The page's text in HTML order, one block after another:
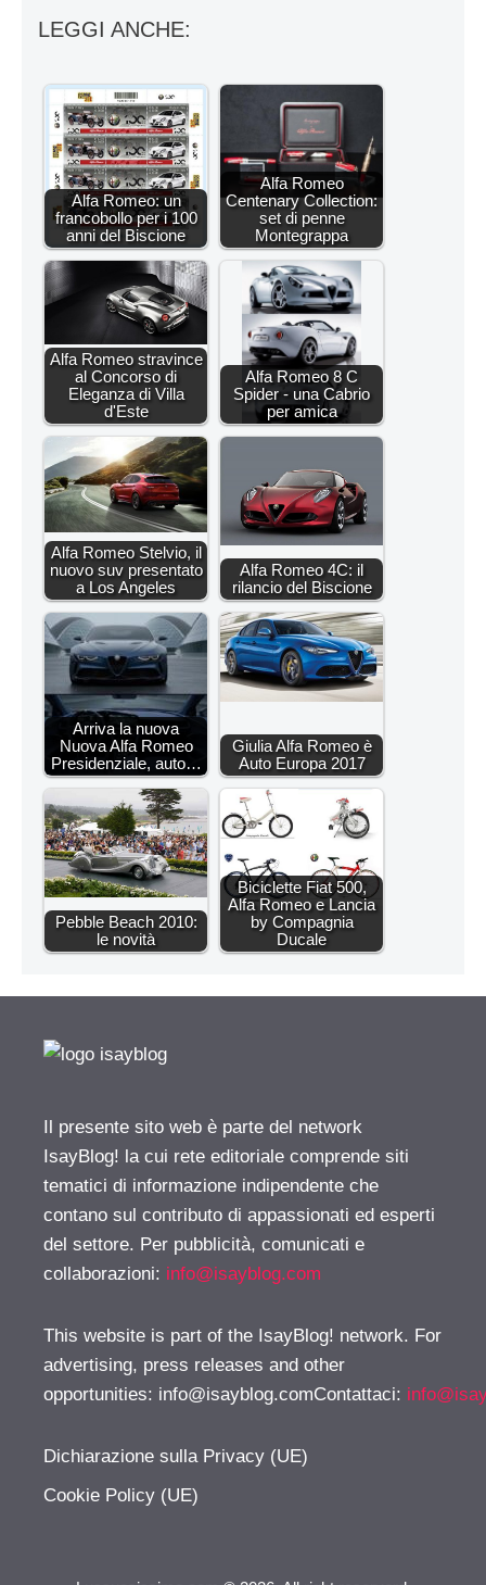
LEGGI ANCHE:
Alfa Romeo: un
francobollo per i 100
anni del Biscione
Alfa Romeo
Centenary Collection:
set di penne
Montegrappa
Alfa Romeo stravince
al Concorso di
Eleganza di Villa
d'Este
Alfa Romeo 8 C
Spider - una Cabrio
per amica
Alfa Romeo Stelvio, il
nuovo suv presentato
a Los Angeles
Alfa Romeo 4C: il
rilancio del Biscione
Arriva la nuova
Nuova Alfa Romeo
Presidenziale, auto…
Giulia Alfa Romeo è
Auto Europa 2017
Pebble Beach 2010:
le novità
Biciclette Fiat 500,
Alfa Romeo e Lancia
by Compagnia
Ducale
Il presente sito web è parte del network
IsayBlog! la cui rete editoriale comprende siti
tematici di informazione indipendente che
contano sul contributo di appassionati ed esperti
del settore. Per pubblicità, comunicati e
collaborazioni: info@isayblog.com
This website is part of the IsayBlog! network. For
advertising, press releases and other
opportunities: info@isayblog.comContattaci:
Dichiarazione sulla Privacy (UE)
Cookie Policy (UE)